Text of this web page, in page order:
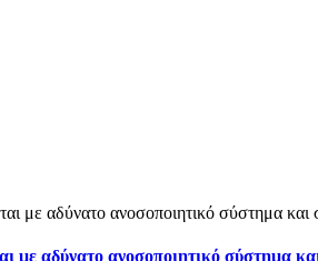
με αδύνατο ανοσοποιητικό σύστημα